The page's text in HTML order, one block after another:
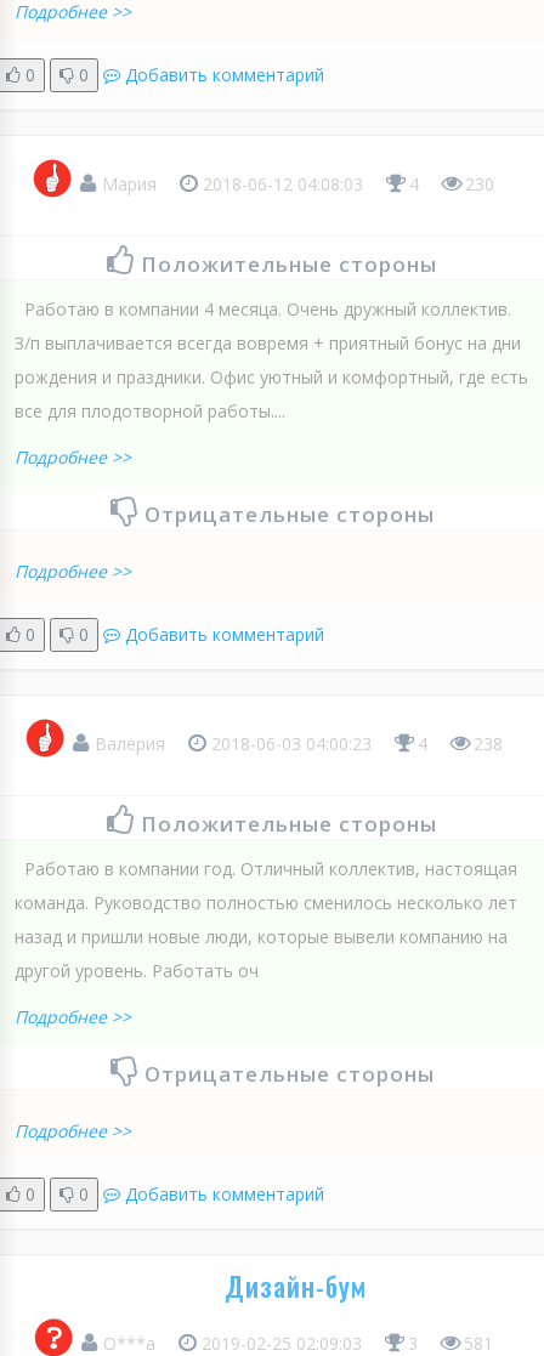
Подробнее >>
0 0 Добавить комментарий
Мария 2018-06-12 04:08:03 4 230
Положительные стороны
Работаю в компании 4 месяца. Очень дружный коллектив.
З/п выплачивается всегда вовремя + приятный бонус на дни
рождения и праздники. Офис уютный и комфортный, где есть
все для плодотворной работы....
Подробнее >>
Отрицательные стороны
Подробнее >>
0 0 Добавить комментарий
Валерия 2018-06-03 04:00:23 4 238
Положительные стороны
Работаю в компании год. Отличный коллектив, настоящая
команда. Руководство полностью сменилось несколько лет
назад и пришли новые люди, которые вывели компанию на
другой уровень. Работать оч
Подробнее >>
Отрицательные стороны
Подробнее >>
0 0 Добавить комментарий
Дизайн-бум
О***а 2019-02-25 02:09:03 3 581